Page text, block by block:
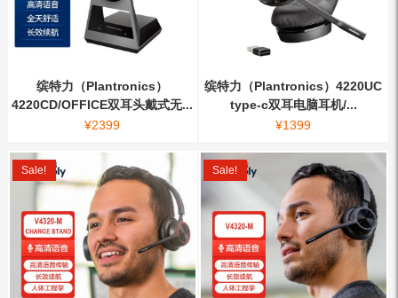
缤特力（Plantronics）
4220CD/OFFICE双耳头戴式无...
¥2399
缤特力（Plantronics）4220UC
type-c双耳电脑耳机/...
¥1399
Sale! Sale!